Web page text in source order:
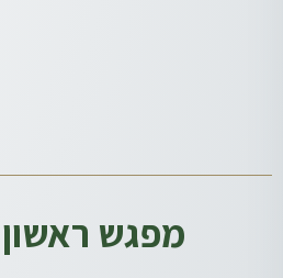
מפגש ראשון -